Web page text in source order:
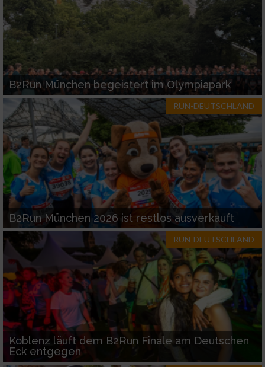
B2Run München begeistert im Olympiapark
RUN-DEUTSCHLAND
B2Run München 2026 ist restlos ausverkauft
RUN-DEUTSCHLAND
Koblenz läuft dem B2Run Finale am Deutschen
Eck entgegen